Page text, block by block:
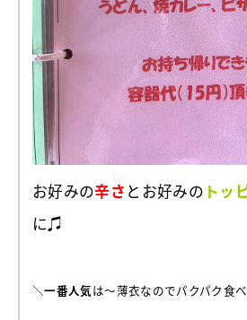
お好みの辛さ とお好みの トッ
に♫
＼一番人気は～薄衣なのでパクパク食